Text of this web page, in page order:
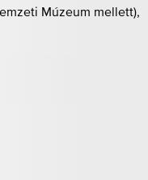
Múzeum mellett),